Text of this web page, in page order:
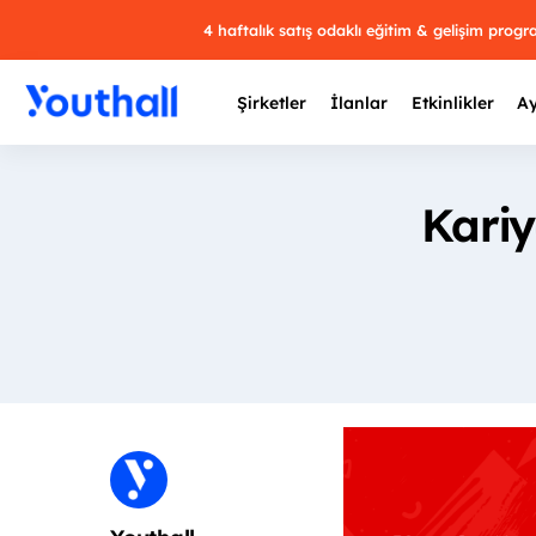
4 haftalık satış odaklı eğitim & gelişim
Şirketler İlanlar Etkinlikler